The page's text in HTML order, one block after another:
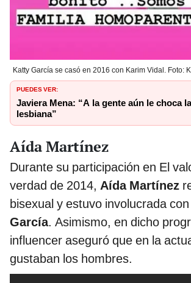
Katty García se casó en 2016 con Karim Vidal. Foto:
PUEDES VER:
Javiera Mena: “A la gente aún le choca
lesbiana”
Aída Martínez
Durante su participación en El
verdad de 2014, Aída Martínez
bisexual y estuvo involucrada con
García. Asimismo, en dicho
influencer aseguró que en la
gustaban los hombres.